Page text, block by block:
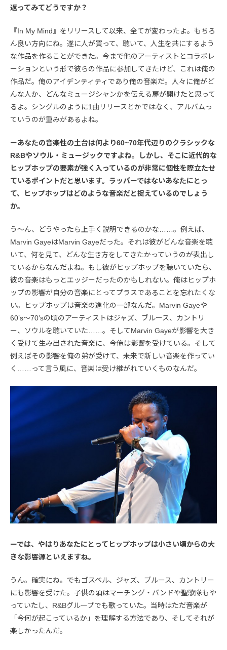
返ってみてどうですか？
『In My Mind』をリリースして以来、全てが変わったよ。もちろ
ん良い方向にね。遂に人が買って、聴いて、人生を共にするよう
な作品を作ることができた。今まで他のアーティストとコラボレ
ーションという形で彼らの作品に参加してきたけど、これは俺の
作品だ。俺のアイデンティティであり俺の音楽だ。人々に俺がど
んな人か、どんなミュージシャンかを伝える扉が開けたと思って
るよ。シングルのように1曲リリースとかではなく、アルバムっ
ていうのが重みがあるよね。
ーあなたの音楽性の土台は何より60~70年代辺りのクラシックな
R&Bやソウル・ミュージックですよね。しかし、そこに近代的な
ヒップホップの要素が強く入っているのが非常に個性を際立たせ
ているポイントだと思います。ラッパーではないあなたにとっ
て、ヒップホップはどのような音楽だと捉えているのでしょう
か。
う〜ん、どうやったら上手く説明できるのかな……。例えば、
Marvin GayeはMarvin Gayeだった。それは彼がどんな音楽を聴
いて、何を見て、どんな生き方をしてきたかっていうのが表出し
ているからなんだよね。もし彼がヒップホップを聴いていたら、
彼の音楽はもっとエッジーだったのかもしれない。俺はヒップホ
ップの影響が自分の音楽にとってプラスであることを忘れたくな
い。ヒップホップは音楽の進化の一部なんだ。Marvin Gayeや
60’s〜70’sの頃のアーティストはジャズ、ブルース、カントリ
ー、ソウルを聴いていた……。そしてMarvin Gayeが影響を大き
く受けて生み出された音楽に、今俺は影響を受けている。そして
例えばその影響を俺の弟が受けて、未来で新しい音楽を作ってい
く……って言う風に、音楽は受け継がれていくものなんだ。
ーでは、やはりあなたにとってヒップホップは小さい頃からの大
きな影響源といえますね。
うん。確実にね。でもゴスペル、ジャズ、ブルース、カントリー
にも影響を受けた。子供の頃はマーチング・バンドや聖歌隊もや
っていたし、R&Bグループでも歌っていた。当時はただ音楽が
「今何が起こっているか」を理解する方法であり、そしてそれが
楽しかったんだ。